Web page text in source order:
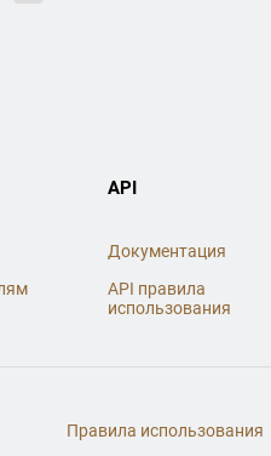
API
Документация
API правила
использования
Правила использования